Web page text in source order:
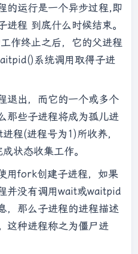
, ret);
running\n"); }
arg) {
int *a =
main() {
5;
0]), NULL,
printf("thread
&a);
);
1]),
&a);     printf("thread
的运行是一个异步过程,即
进程 到底什么时候结束。
作终止之后，它的父进程
系统调用取得子进
退出，而它的一个或多个
那些子进程将成为孤儿进
程(进程号为1)所收养，
状态收集工作。
用fork创建子进程，如果
并没有调用wait或waitpid
，那么子进程的进程描述
这种进程称之为僵尸进